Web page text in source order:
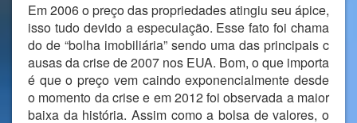
Em 2006 o preço das propriedades atingiu seu ápice,
isso tudo devido a especulação. Esse fato foi chama
do de “bolha imobiliária” sendo uma das principais c
ausas da crise de 2007 nos EUA. Bom, o que importa
é que o preço vem caindo exponencialmente desde
o momento da crise e em 2012 foi observada a maior
baixa da história. Assim como a bolsa de valores, o